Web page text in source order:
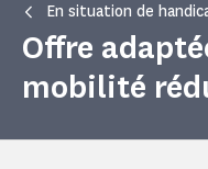
En situation de
Offre
mobilité